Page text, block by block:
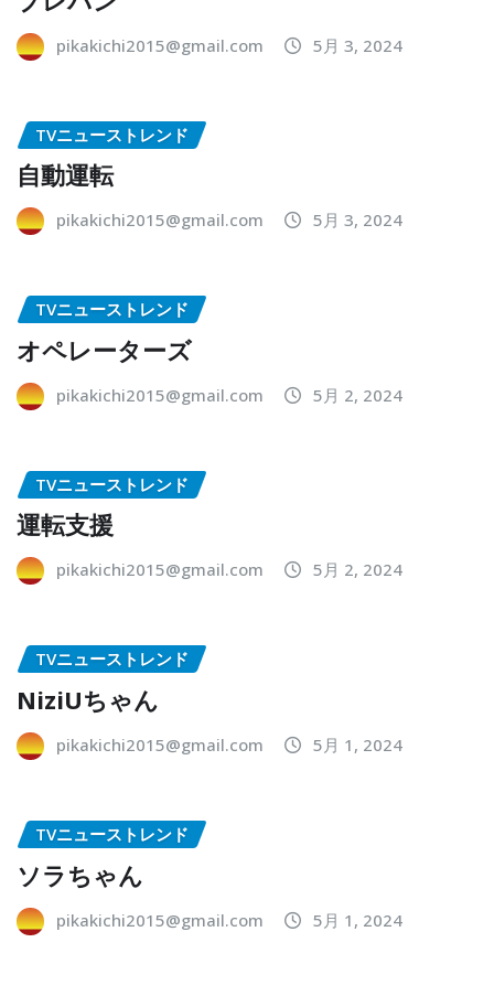
pikakichi2015@gmail.com 5月 3, 2024
TVニューストレンド
自動運転
pikakichi2015@gmail.com 5月 3, 2024
TVニューストレンド
オペレーターズ
pikakichi2015@gmail.com 5月 2, 2024
TVニューストレンド
運転支援
pikakichi2015@gmail.com 5月 2, 2024
TVニューストレンド
NiziUちゃん
pikakichi2015@gmail.com 5月 1, 2024
TVニューストレンド
ソラちゃん
pikakichi2015@gmail.com 5月 1, 2024